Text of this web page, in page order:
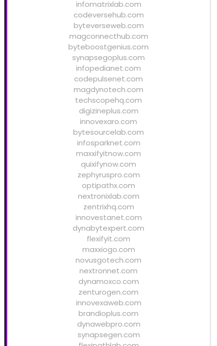
infomatrixlab.com
codeversehub.com
byteverseweb.com
magconnecthub.com
byteboostgenius.com
synapsegoplus.com
infopedianet.com
codepulsenet.com
magdynotech.com
techscopehq.com
digizineplus.com
innovexaro.com
bytesourcelab.com
infosparknet.com
maxxifyitnow.com
quixifynow.com
zephyruspro.com
optipathx.com
nextronixlab.com
zentrixhq.com
innovestanet.com
dynabytexpert.com
flexifyit.com
maxxiogo.com
novusgotech.com
nextronnet.com
dynamoxco.com
zenturogen.com
innovexaweb.com
brandioplus.com
dynawebpro.com
synapsegen.com